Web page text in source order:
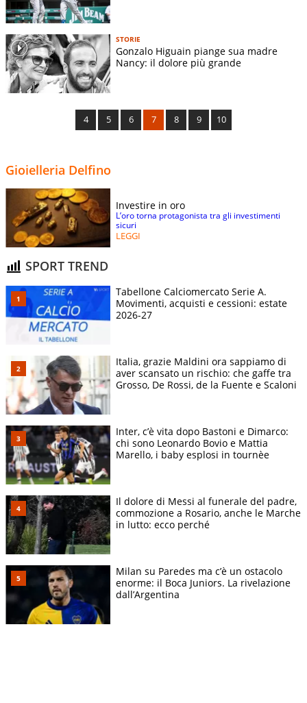
STORIE
Gonzalo Higuain piange sua madre
Nancy: il dolore più grande
4 5 6 7 8 9 10
Gioielleria Delfino
Investire in oro
L’oro torna protagonista tra gli investimenti
sicuri
LEGGI
SPORT TREND
Tabellone Calciomercato Serie A.
Movimenti, acquisti e cessioni: estate
2026-27
Italia, grazie Maldini ora sappiamo di
aver scansato un rischio: che gaffe tra
Grosso, De Rossi, de la Fuente e Scaloni
Inter, c’è vita dopo Bastoni e Dimarco:
chi sono Leonardo Bovio e Mattia
Marello, i baby esplosi in tournèe
Il dolore di Messi al funerale del padre,
commozione a Rosario, anche le Marche
in lutto: ecco perché
Milan su Paredes ma c’è un ostacolo
enorme: il Boca Juniors. La rivelazione
dall’Argentina